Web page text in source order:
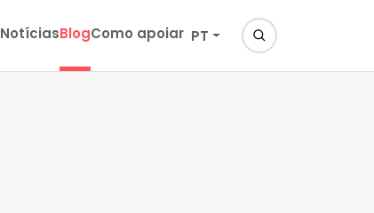
NotíciasBlogComo apoiar PT